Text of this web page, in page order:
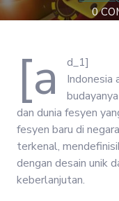
0
[a
d_1]
Indonesia
dan dunia fesyen
fesyen baru di
terkenal,
dengan desain unik
keberlanjutan.